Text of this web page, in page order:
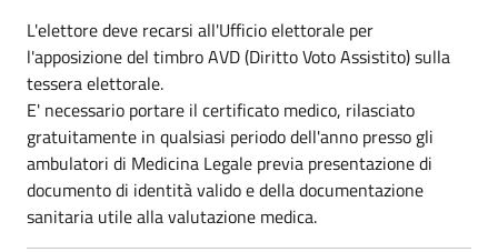
L'elettore deve recarsi all'Ufficio elettorale per
l'apposizione del timbro AVD (Diritto Voto Assistito) sulla
tessera elettorale.
E' necessario portare il certificato medico, rilasciato
gratuitamente in qualsiasi periodo dell'anno presso gli
ambulatori di Medicina Legale previa presentazione di
documento di identità valido e della documentazione
sanitaria utile alla valutazione medica.